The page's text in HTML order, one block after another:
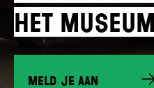
het museum
Meld je aan